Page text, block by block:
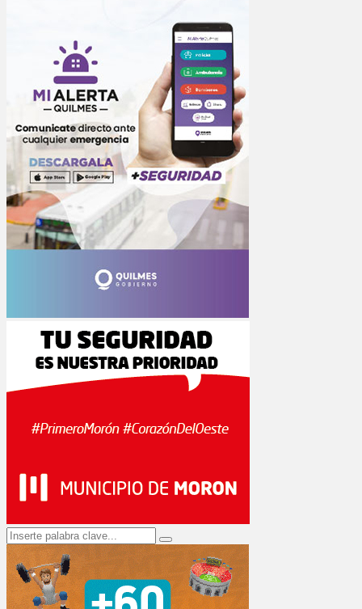
Search
for:
Search